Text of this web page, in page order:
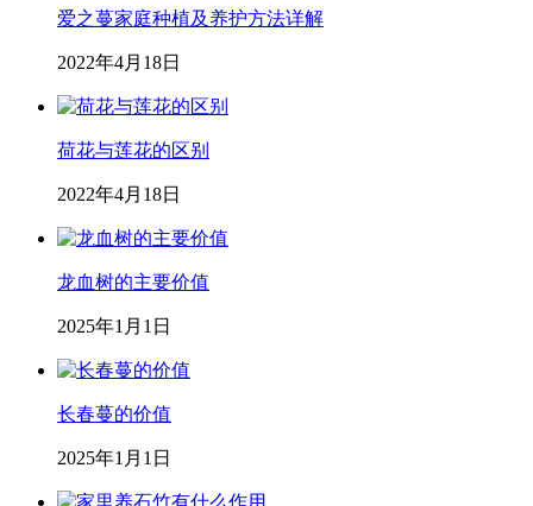
爱之蔓家庭种植及养护方法详解
2022年4月18日
荷花与莲花的区别
2022年4月18日
龙血树的主要价值
2025年1月1日
长春蔓的价值
2025年1月1日